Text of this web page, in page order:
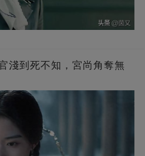
淺到死不知，宮尚角奪無